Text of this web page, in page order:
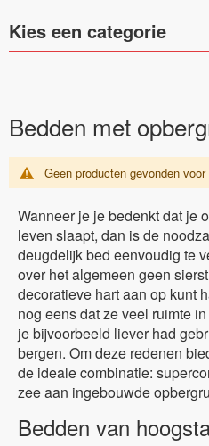
Bedden met
Geen producten gevonden
Wanneer je je bedenkt dat je
leven slaapt, dan is de
deugdelijk bed eenvoudig te
over het algemeen geen
decoratieve hart aan op kunt
nog eens dat ze veel ruimte
je bijvoorbeeld liever had
bergen. Om deze redenen
de ideale combinatie:
zee aan ingebouwde
Bedden van
Kies een categorie